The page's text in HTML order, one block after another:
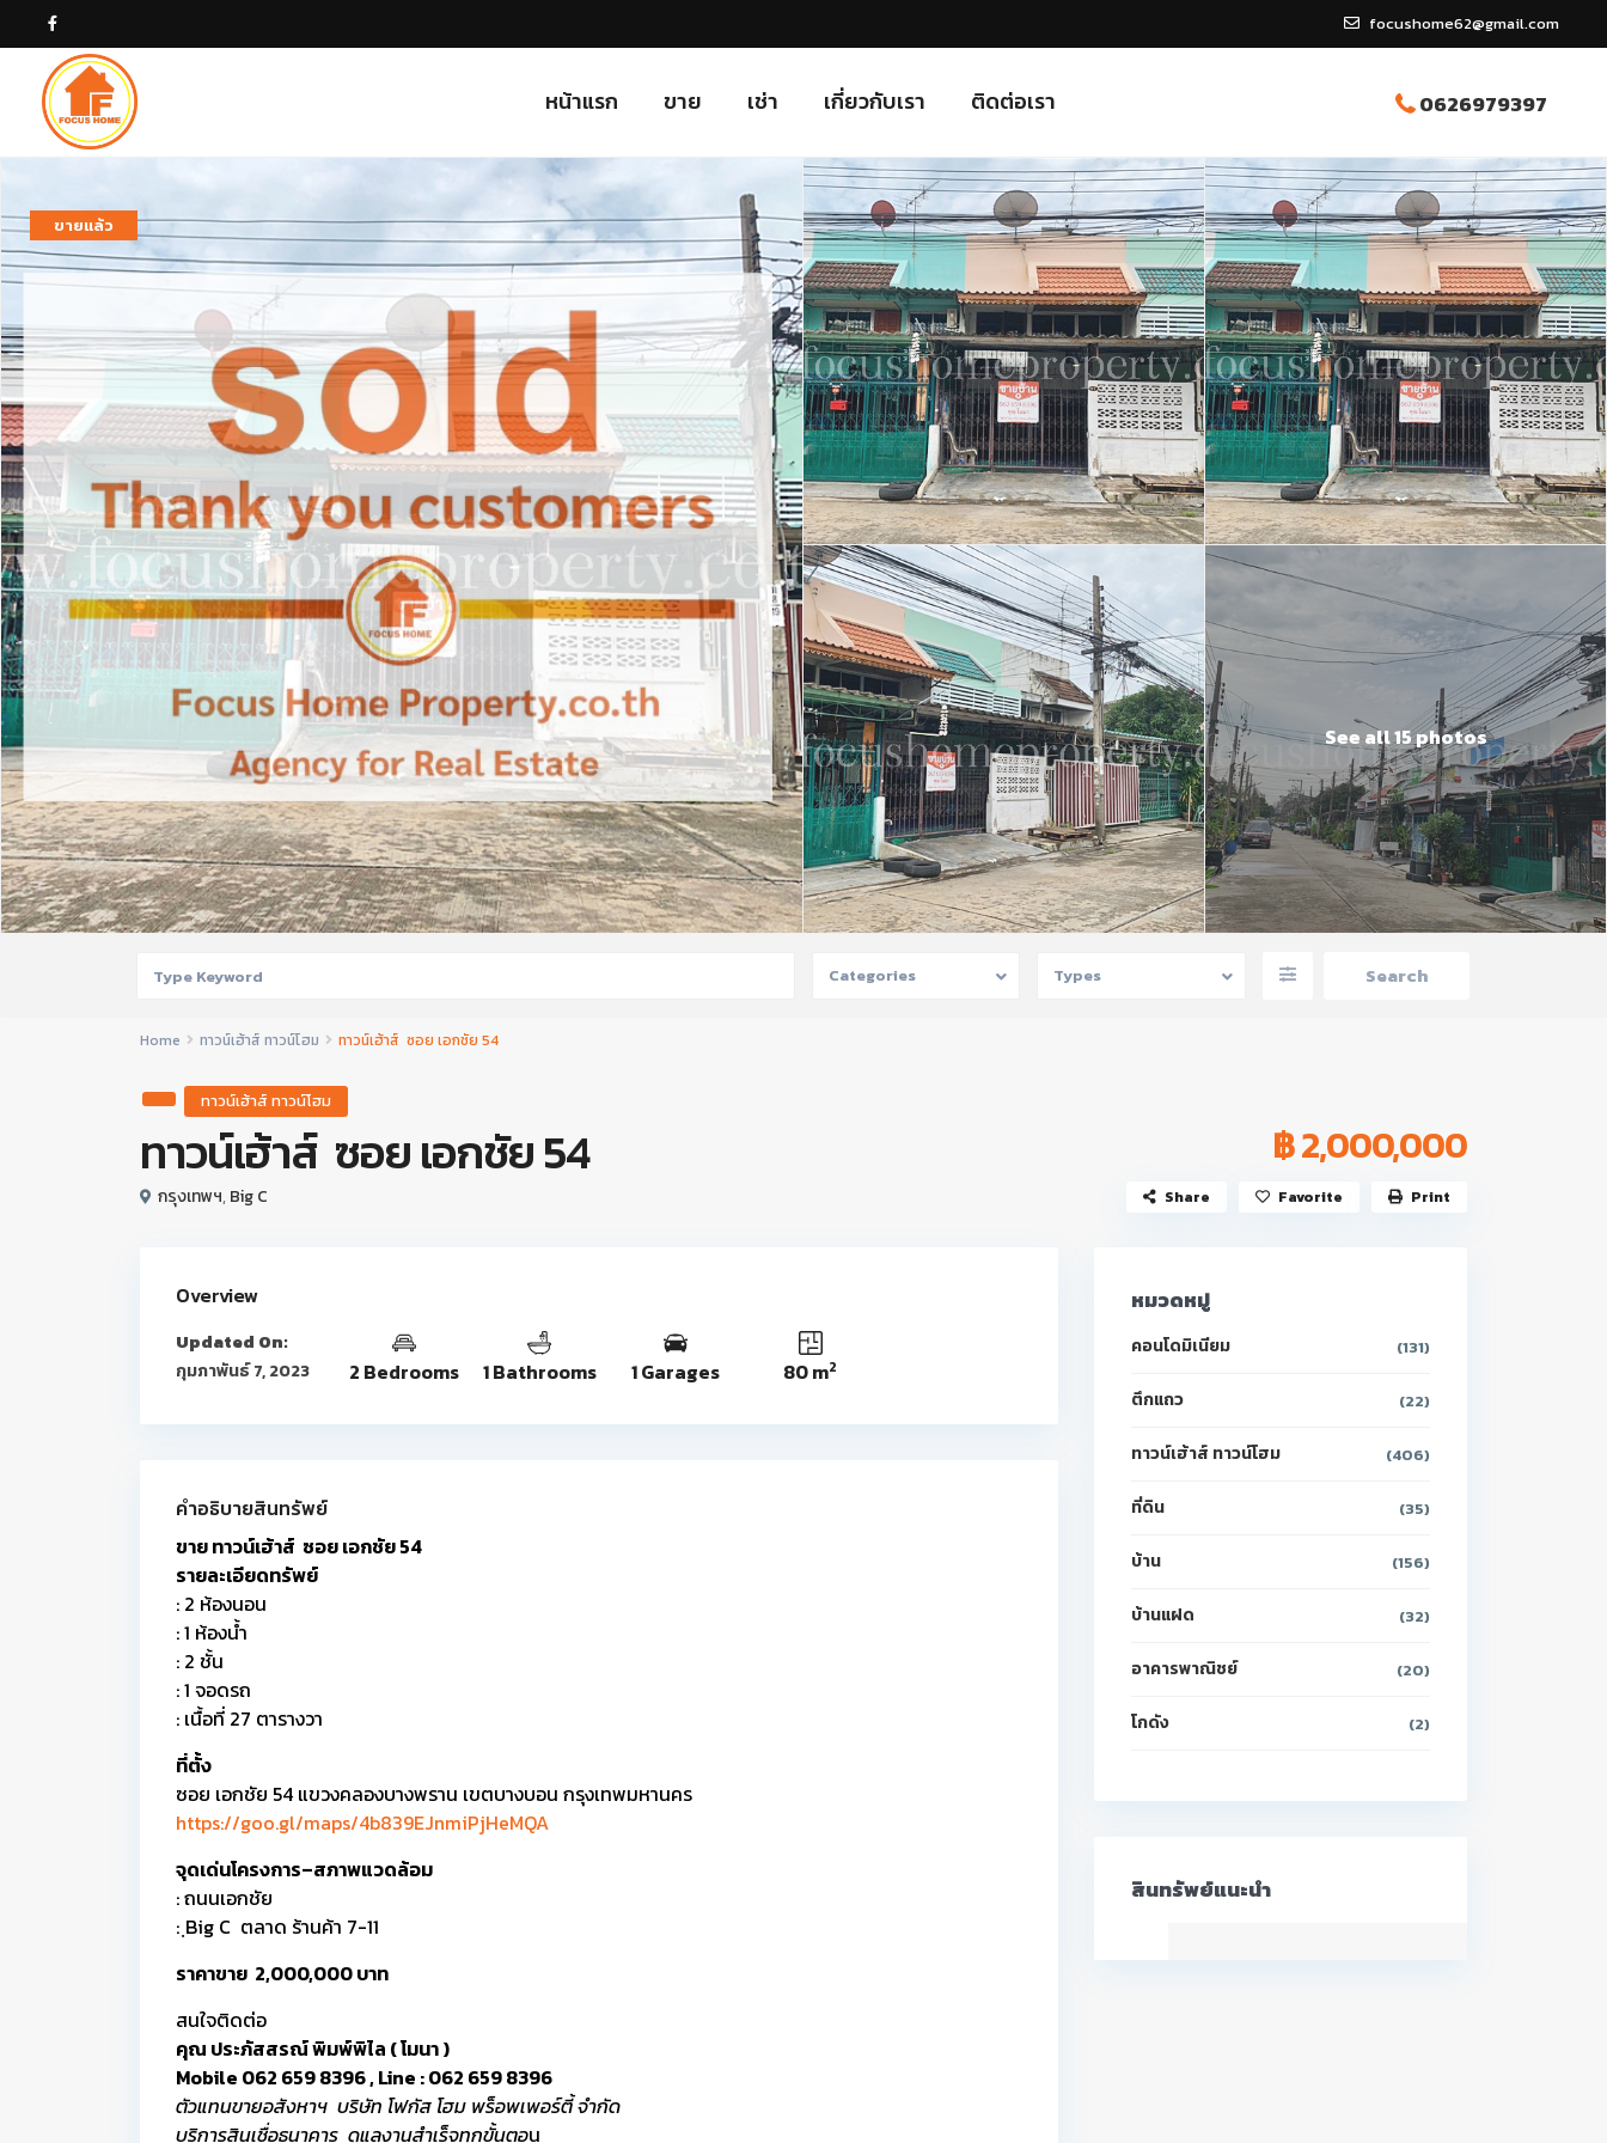
focushome62@gmail.com
0626979397
หน้าแรก ขาย เช่า เกี่ยวกับเรา ติดต่อเรา
ขายแล้ว
See all 15 photos
Categories Types
Home ทาวน์เฮ้าส์ ทาวน์โฮม ทาวน์เฮ้าส์ ซอย เอกชัย 54
ทาวน์เฮ้าส์ ทาวน์โฮม
ทาวน์เฮ้าส์ ซอย เอกชัย 54 ฿ 2,000,000
กรุงเทพฯ,Big C Share Favorite Print
Overview
Updated On:
กุมภาพันธ์ 7, 2023
2 Bedrooms 1 Bathrooms 1 Garages 80 m2
คำอธิบายสินทรัพย์
ขาย ทาวน์เฮ้าส์ ซอย เอกชัย 54
รายละเอียดทรัพย์
: 2 ห้องนอน
: 1 ห้องน้ำ
: 2 ชั้น
: 1 จอดรถ
: เนื้อที่ 27 ตารางวา
ที่ตั้ง
ซอย เอกชัย 54 แขวงคลองบางพราน เขตบางบอน กรุงเทพมหานคร
https://goo.gl/maps/4b839EJnmiPjHeMQA
จุดเด่นโครงการ–สภาพแวดล้อม
: ถนนเอกชัย
: ฺBig C ตลาด ร้านค้า 7-11
ราคาขาย 2,000,000 บาท
สนใจติดต่อ
คุณ ประภัสสรณ์ พิมพ์พิไล ( โมนา )
Mobile 062 659 8396 , Line : 062 659 8396
ตัวแทนขายอสังหาฯ บริษัท โฟกัส โฮม พร็อพเพอร์ตี้ จำกัด
บริการสินเชื่อธนาคาร ดูแลงานสำเร็จทุกขั้นตอน
หมวดหมู่
คอนโดมิเนียม (131)
ตึกแถว (22)
ทาวน์เฮ้าส์ ทาวน์โฮม (406)
ที่ดิน (35)
บ้าน (156)
บ้านแฝด (32)
อาคารพาณิชย์ (20)
โกดัง (2)
สินทรัพย์แนะนำ